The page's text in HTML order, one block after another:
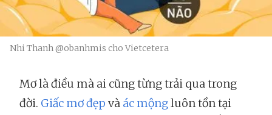
Nhi Thanh @obanhmis cho Vietcetera
Mơ là điều mà ai cũng từng trải qua trong
đời. Giấc mơ đẹp và ác mộngluôn tồn tại